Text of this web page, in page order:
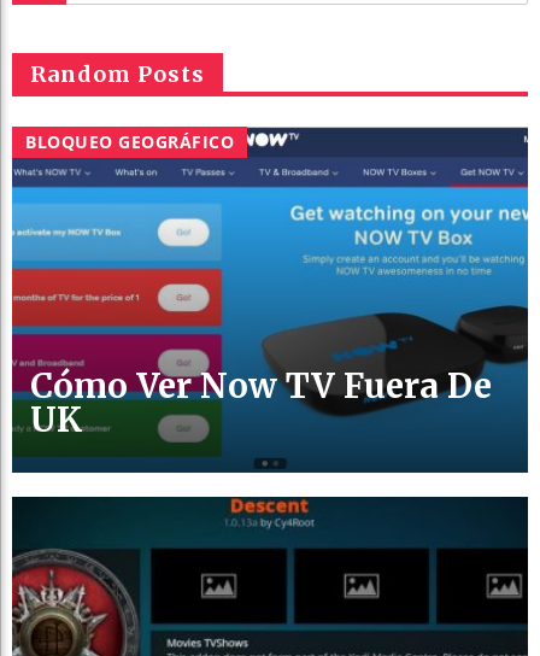
Random Posts
BLOQUEO GEOGRÁFICO
Cómo Ver Now TV Fuera De
UK